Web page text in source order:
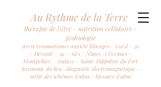
Au Rythme de la Terre
thérapie de l'être - nutrition cellulaire -
géobiologie
stress traumatismes anxiété blocages- Gard - 30
- Hérault - 34 - Alès - Nîmes -Cévennes -
Montpellier - Anduze - Saint-Hippolyte du Fort
harmonie du lieu -diagnostic électromagnétique -
sortir des schémas d'abus - blessure d'abus